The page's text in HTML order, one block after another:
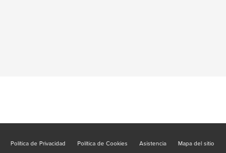
Política de Privacidad Política de Cookies Asistencia Mapa del sitio